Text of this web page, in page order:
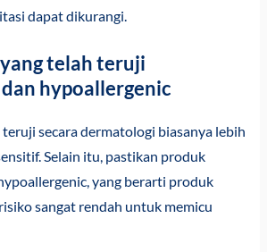
dapat dikurangi.
telah teruji
hypoallergenic
secara dermatologi biasanya lebih
Selain itu, pastikan produk
yang berarti produk
sangat rendah untuk memicu